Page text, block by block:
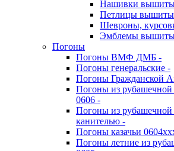
Нашивки
Петлицы
Шевроны,
Эмблемы
Погоны
Погоны ВМФ ДМБ -
Погоны генеральские -
Погоны Гражданской
Погоны из
0606 -
Погоны из
канителью -
Погоны казачьи
Погоны летние из